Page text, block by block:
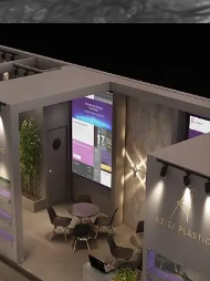
پلاستیک عزیزی
خدمات نمایشگاهی صنایع